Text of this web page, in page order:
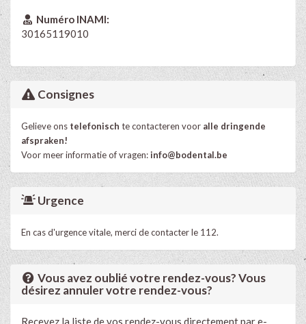
Numéro INAMI:
30165119010
Consignes
Gelieve ons telefonisch te contacteren voor alle dringende
afspraken!
Voor meer informatie of vragen:info@bodental.be
Urgence
En cas d'urgence vitale, merci de contacter le 112.
Vous avez oublié votre rendez-vous? Vous
désirez annuler votre rendez-vous?
Recevez la liste de vos rendez-vous directement par e-